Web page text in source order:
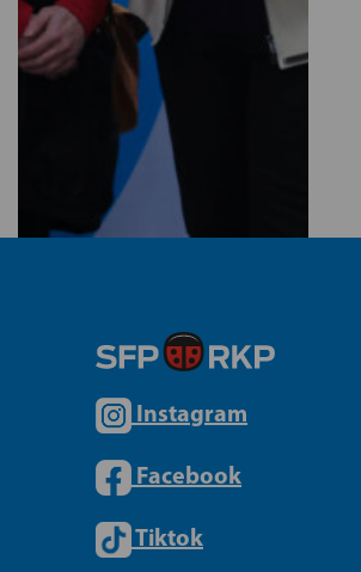
Instagram
Facebook
Tiktok